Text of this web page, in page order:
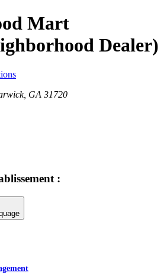
Mart
Dealer)
GA 31720
: